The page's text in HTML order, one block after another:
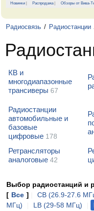
Новинки | Распродажа| Обзоры от Вива-
Радиосвязь / Радиостанции
КВ и
многодиапазонные
трансиверы 67
Радиостанции
автомобильные и
базовые
цифровые 178
Ретрансляторы
аналоговые 42
Выбор радиостанций и
[ Все ] CB (26.9-27.6
МГц)
LB (29-58 МГц)